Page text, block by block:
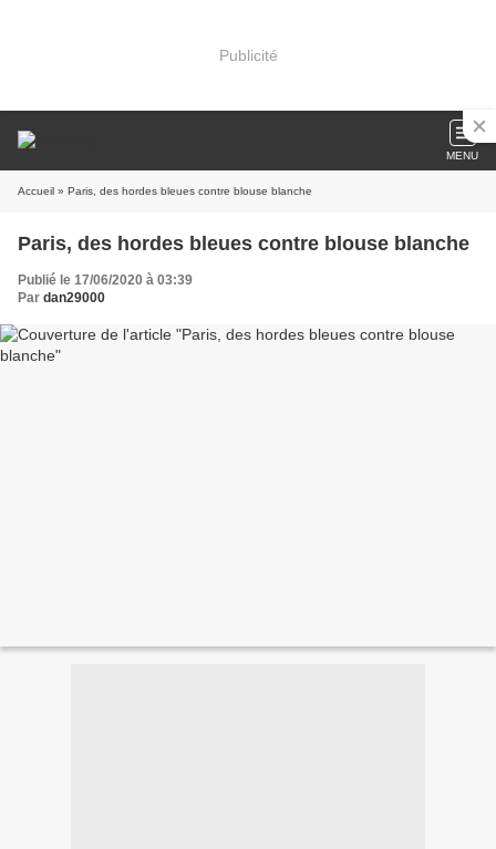
Publicité
MENU
Accueil » Paris, des hordes bleues contre blouse blanche
Paris, des hordes bleues contre blouse blanche
Publié le 17/06/2020 à 03:39
Par dan29000